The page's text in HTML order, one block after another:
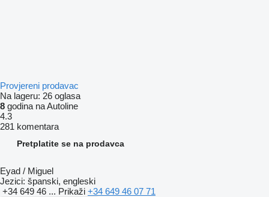
Provjereni prodavac
Na lageru: 26 oglasa
8 godina na Autoline
4.3
281 komentara
Pretplatite se na prodavca
Eyad / Miguel
Jezici: španski, engleski
+34 649 46 ... Prikaži +34 649 46 07 71